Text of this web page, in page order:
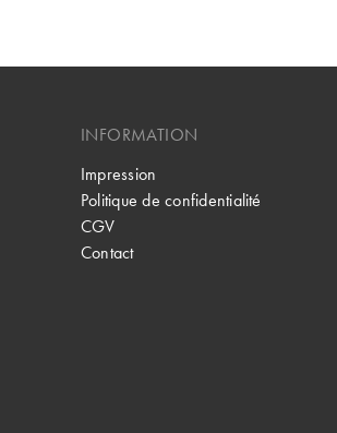
INFORMATION
Impression
Politique de confidentialité
CGV
Contact